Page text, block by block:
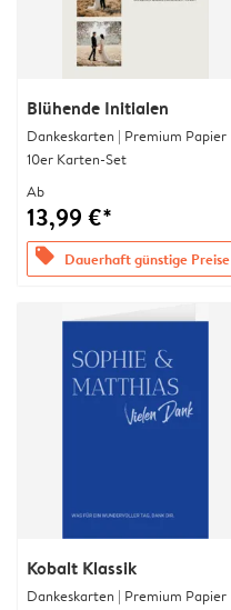
Blühende Initialen
Dankeskarten | Premium Papier
10er Karten-Set
Ab
13,99 €*
offers Dauerhaft günstige Preise
Kobalt Klassik
Dankeskarten | Premium Papier